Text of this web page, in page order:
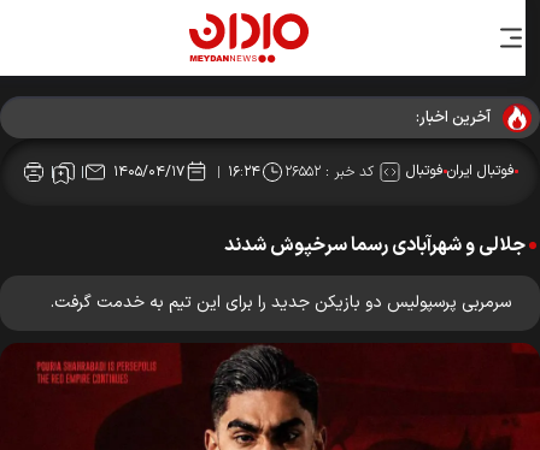
آخرین اخبار:
فوتبال ایرانفوتبال کد خبر : ۲۶۵۵۲ ۱۶:۲۴ ۱۴۰۵/۰۴/۱۷
جلالی و شهرآبادی رسما سرخپوش شدند
سرمربی پرسپولیس دو بازیکن جدید را برای این تیم به خدمت گرفت.